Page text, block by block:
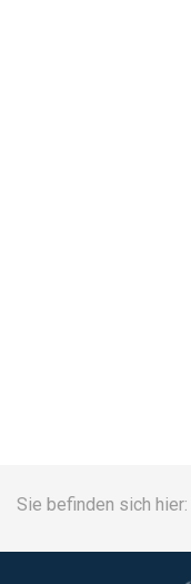
Sie befinden sich hier: